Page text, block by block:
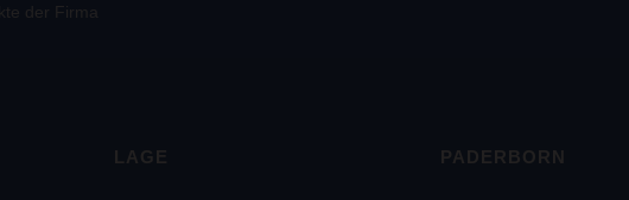
der Firma
LAGE PADERBORN